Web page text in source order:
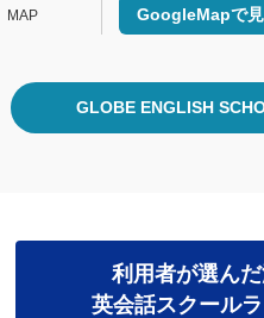
GoogleMapで
GLOBE ENGLISH
利用者が選ん
英会話スクール